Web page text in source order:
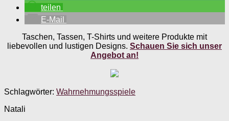
teilen
E-Mail
Taschen, Tassen, T-Shirts und weitere Produkte mit
liebevollen und lustigen Designs. Schauen Sie sich unser
Angebot an!
Schlagwörter: Wahrnehmungsspiele
Natali